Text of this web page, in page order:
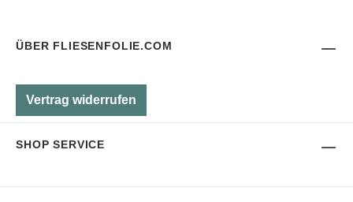
ÜBER FLIESENFOLIE.COM
Vertrag widerrufen
SHOP SERVICE